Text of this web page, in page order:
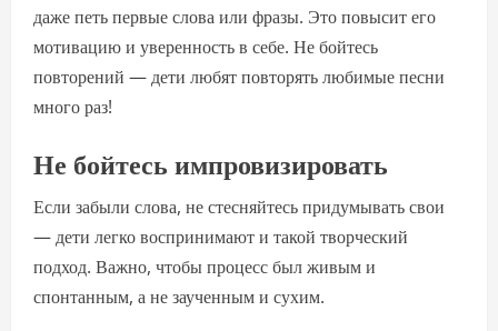
даже петь первые слова или фразы. Это повысит его
мотивацию и уверенность в себе. Не бойтесь
повторений — дети любят повторять любимые песни
много раз!
Не бойтесь импровизировать
Если забыли слова, не стесняйтесь придумывать свои
— дети легко воспринимают и такой творческий
подход. Важно, чтобы процесс был живым и
спонтанным, а не заученным и сухим.